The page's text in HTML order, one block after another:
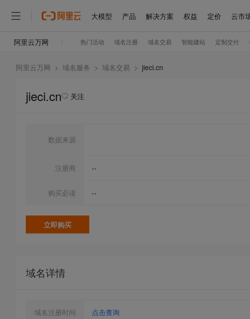
阿里云万网 > 域名服务 > 域名交易 > jieci.cn
jieci.cn 关注
数据来源
注册商 --
购买必读 --
立即购买
域名详情
域名注册时间 点击查询